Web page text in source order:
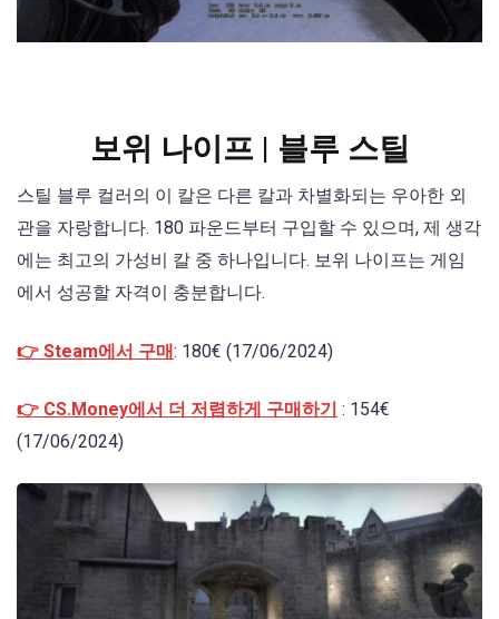
보위 나이프 | 블루 스틸
스틸 블루 컬러의 이 칼은 다른 칼과 차별화되는 우아한 외
관을 자랑합니다. 180 파운드부터 구입할 수 있으며, 제 생각
에는 최고의 가성비 칼 중 하나입니다. 보위 나이프는 게임
에서 성공할 자격이 충분합니다.
👉 Steam에서 구매: 180€ (17/06/2024)
👉 CS.Money에서 더 저렴하게 구매하기 : 154€
(17/06/2024)